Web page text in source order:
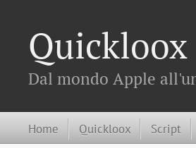
Quickloox
Dal mondo Apple
Home Quickloox Script